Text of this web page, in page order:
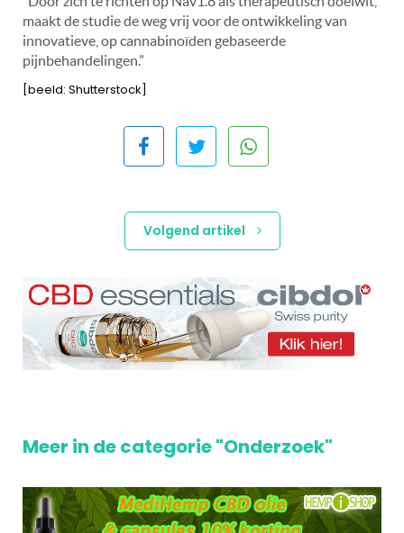
maakt de studie de weg vrij voor de ontwikkeling van
innovatieve, op cannabinoïden gebaseerde
pijnbehandelingen.”
[beeld: Shutterstock]
Volgend artikel
Meer in de categorie "Onderzoek"